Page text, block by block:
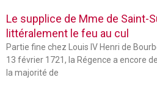
Le supplice de Mme de Saint-
littéralement le feu au cul
Partie fine chez Louis IV Henri de
13 février 1721, la Régence a encore
la majorité de